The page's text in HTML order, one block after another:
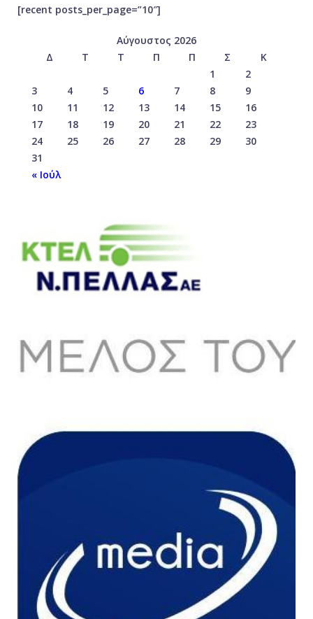
[recent posts_per_page=”10″]
Αύγουστος 2026
Δ
Τ Τ Π Π Σ
Κ
1
2
3
4 5 6 7 8
9
10
11 12 13 14 15
16
17
18 19 20 21 22
23
24
25 26 27 28 29
30
31
« Ιούλ